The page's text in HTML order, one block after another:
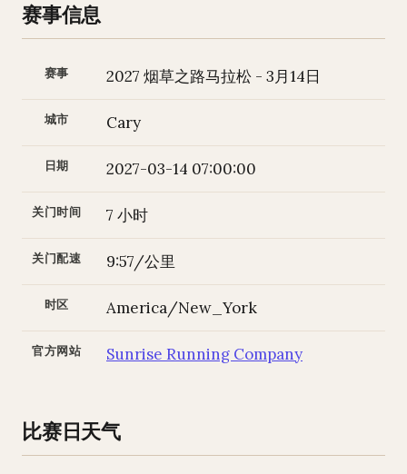
赛事信息
赛事 2027 烟草之路马拉松 - 3月14日
城市 Cary
日期 2027-03-14 07:00:00
关门时间 7 小时
关门配速 9:57/公里
时区 America/New_York
官方网站 Sunrise Running Company
比赛日天气